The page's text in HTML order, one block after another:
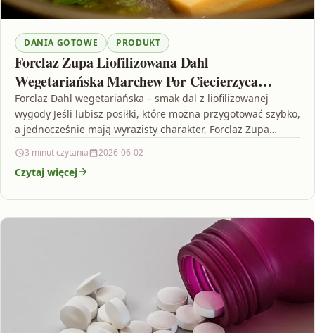
DANIA GOTOWE PRODUKT
Forclaz Zupa Liofilizowana Dahl
Wegetariańska Marchew Por Ciecierzyca
Soczewica 65g
Forclaz Dahl wegetariańska – smak dal z liofilizowanej
wygody Jeśli lubisz posiłki, które można przygotować szybko,
a jednocześnie mają wyrazisty charakter, Forclaz Zupa
3 minut czytania 2026-06-02
Czytaj więcej